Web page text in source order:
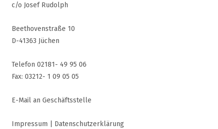
c/o Josef Rudolph
Beethovenstraße 10
D-41363 Jüchen
Telefon 02181- 49 95 06
Fax: 03212- 1 09 05 05
E-Mail an Geschäftsstelle
Impressum Datenschutzerklärung